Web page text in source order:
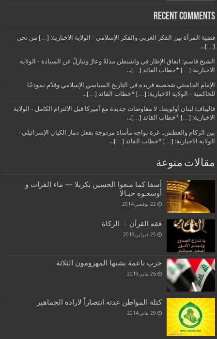
Recent Comments
قضية المرأة بين الفكر الغربي والفكر الإسلامي - الولاية الاخبارية: […] من نحن
[…]...
الشيخ قاسم: اتفاق الإطار في واشنطن مذلةٌ وعارٌ وتنازلٌ عن السيادة - الولاية
الاخبارية: […] *خطاب القائد […]...
الإمام الخامنئي شخصية فريدة في التاريخ السياسي الإسلامي وقدّم نموذجًا
للحاكمية - الولاية الاخبارية: […] *خطاب القائد […]...
قاليباف: لبنان أولويتنا.. لا مفاوضات جديدة مع أميركا قبل الالتزام الكامل - الولاية
الاخبارية: […] *خطاب القائد […]...
بين الركام والعطش.. غزة تواجه مأساة مزدوجة بفعل دمار الكيان الإسرائيلي -
الولاية الاخبارية: […] *خطاب القائد […]...
مقالات منوعة
أسفا كما منعوا الحسين بكربلا — ماء الفرات و
أوسعـوه خبـالا
22 نوفمبر,2014
فقه القرآن – الزكاة
25 فبراير,2019
حرب ناعمة يشنها المهزومون الثلاثة
26 يناير,2019
كتلة المواطن عدته انتصاراً لارادة الجماهير
29 يناير,2014